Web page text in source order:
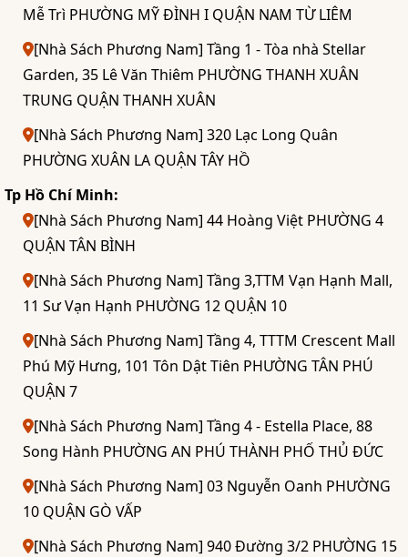
Mễ Trì PHƯỜNG MỸ ĐÌNH I QUẬN NAM TỪ LIÊM
[Nhà Sách Phương Nam] Tầng 1 - Tòa nhà Stellar
Garden, 35 Lê Văn Thiêm PHƯỜNG THANH XUÂN
TRUNG QUẬN THANH XUÂN
[Nhà Sách Phương Nam] 320 Lạc Long Quân
PHƯỜNG XUÂN LA QUẬN TÂY HỒ
Tp Hồ Chí Minh:
[Nhà Sách Phương Nam] 44 Hoàng Việt PHƯỜNG 4
QUẬN TÂN BÌNH
[Nhà Sách Phương Nam] Tầng 3,TTM Vạn Hạnh Mall,
11 Sư Vạn Hạnh PHƯỜNG 12 QUẬN 10
[Nhà Sách Phương Nam] Tầng 4, TTTM Crescent Mall
Phú Mỹ Hưng, 101 Tôn Dật Tiên PHƯỜNG TÂN PHÚ
QUẬN 7
[Nhà Sách Phương Nam] Tầng 4 - Estella Place, 88
Song Hành PHƯỜNG AN PHÚ THÀNH PHỐ THỦ ĐỨC
[Nhà Sách Phương Nam] 03 Nguyễn Oanh PHƯỜNG
10 QUẬN GÒ VẤP
[Nhà Sách Phương Nam] 940 Đường 3/2 PHƯỜNG 15